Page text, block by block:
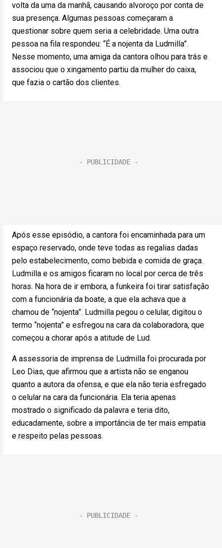
volta da uma da manhã, causando alvoroço por conta de
sua presença. Algumas pessoas começaram a
questionar sobre quem seria a celebridade. Uma outra
pessoa na fila respondeu: “É a nojenta da Ludmilla”.
Nesse momento, uma amiga da cantora olhou para trás e
associou que o xingamento partiu da mulher do caixa,
que fazia o cartão dos clientes.
Após esse episódio, a cantora foi encaminhada para um
espaço reservado, onde teve todas as regalias dadas
pelo estabelecimento, como bebida e comida de graça.
Ludmilla e os amigos ficaram no local por cerca de três
horas. Na hora de ir embora, a funkeira foi tirar satisfação
com a funcionária da boate, a que ela achava que a
chamou de “nojenta”. Ludmilla pegou o celular, digitou o
termo “nojenta” e esfregou na cara da colaboradora, que
começou a chorar após a atitude de Lud.
A assessoria de imprensa de Ludmilla foi procurada por
Leo Dias, que afirmou que a artista não se enganou
quanto a autora da ofensa, e que ela não teria esfregado
o celular na cara da funcionária. Ela teria apenas
mostrado o significado da palavra e teria dito,
educadamente, sobre a importância de ter mais empatia
e respeito pelas pessoas.